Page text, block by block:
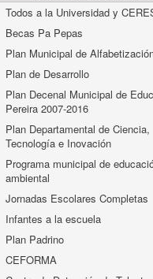
Todos a la Universidad y
Becas Pa Pepas
Plan Municipal de
Plan de Desarrollo
Plan Decenal Municipal de
Pereira 2007-2016
Plan Departamental de Ciencia,
Tecnología e Inovación
Programa municipal de
ambiental
Jornadas Escolares Completas
Infantes a la escuela
Plan Padrino
CEFORMA